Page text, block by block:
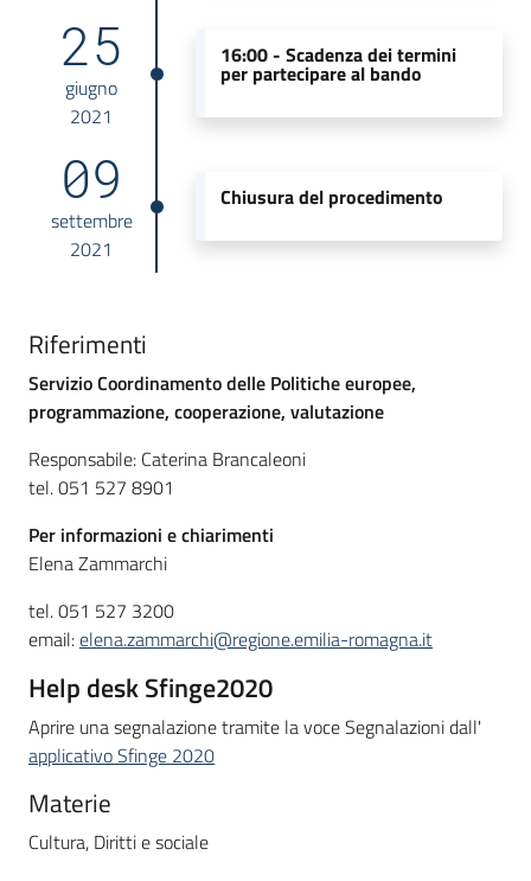
25
giugno
2021
16:00 - Scadenza dei termini
per partecipare al bando
09
settembre
2021
Chiusura del procedimento
Riferimenti
Servizio Coordinamento delle Politiche europee,
programmazione, cooperazione, valutazione
Responsabile: Caterina Brancaleoni
tel. 051 527 8901
Per informazioni e chiarimenti
Elena Zammarchi
tel. 051 527 3200
email:elena.zammarchi@regione.emilia-romagna.it
Help desk Sfinge2020
Aprire una segnalazione tramite la voce Segnalazioni dall'
applicativo Sfinge 2020
Materie
Cultura, Diritti e sociale